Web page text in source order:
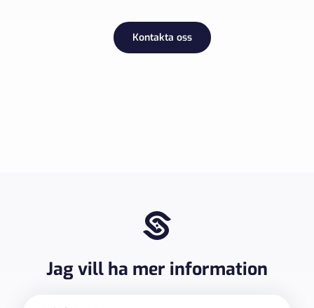
Kontakta oss
Jag vill ha mer information